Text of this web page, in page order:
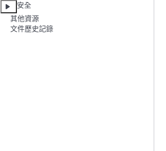
安全
其他資源
文件歷史記錄